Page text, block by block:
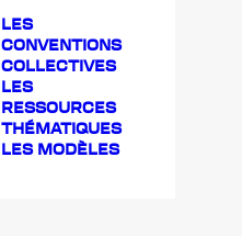
LES
CONVENTIONS
COLLECTIVES
LES
RESSOURCES
THÉMATIQUES
LES MODÈLES